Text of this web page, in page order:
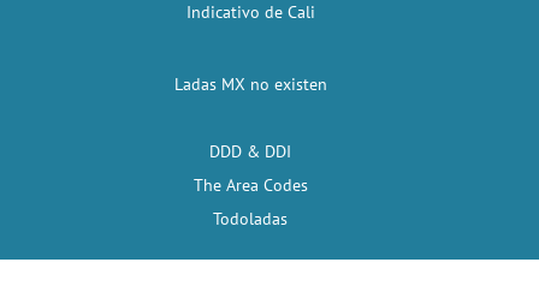
Indicativo de Cali
Ladas MX no existen
DDD & DDI
The Area Codes
Todoladas